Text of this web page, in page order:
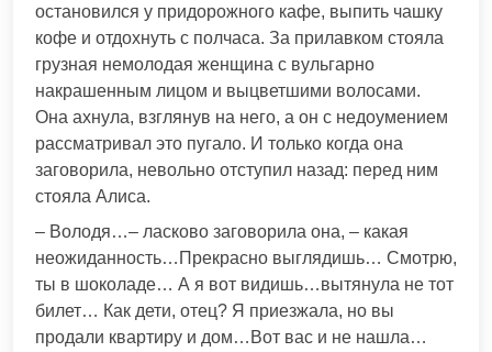
остановился у придорожного кафе, выпить чашку
кофе и отдохнуть с полчаса. За прилавком стояла
грузная немолодая женщина с вульгарно
накрашенным лицом и выцветшими волосами.
Она ахнула, взглянув на него, а он с недоумением
рассматривал это пугало. И только когда она
заговорила, невольно отступил назад: перед ним
стояла Алиса.
– Володя…– ласково заговорила она, – какая
неожиданность…Прекрасно выглядишь… Смотрю,
ты в шоколаде… А я вот видишь…вытянула не тот
билет… Как дети, отец? Я приезжала, но вы
продали квартиру и дом…Вот вас и не нашла…